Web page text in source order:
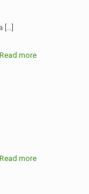
[…]
Read more
Read more